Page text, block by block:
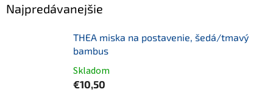
Najpredávanejšie
THEA miska na postavenie, šedá/tmavý
bambus
Skladom
€10,50